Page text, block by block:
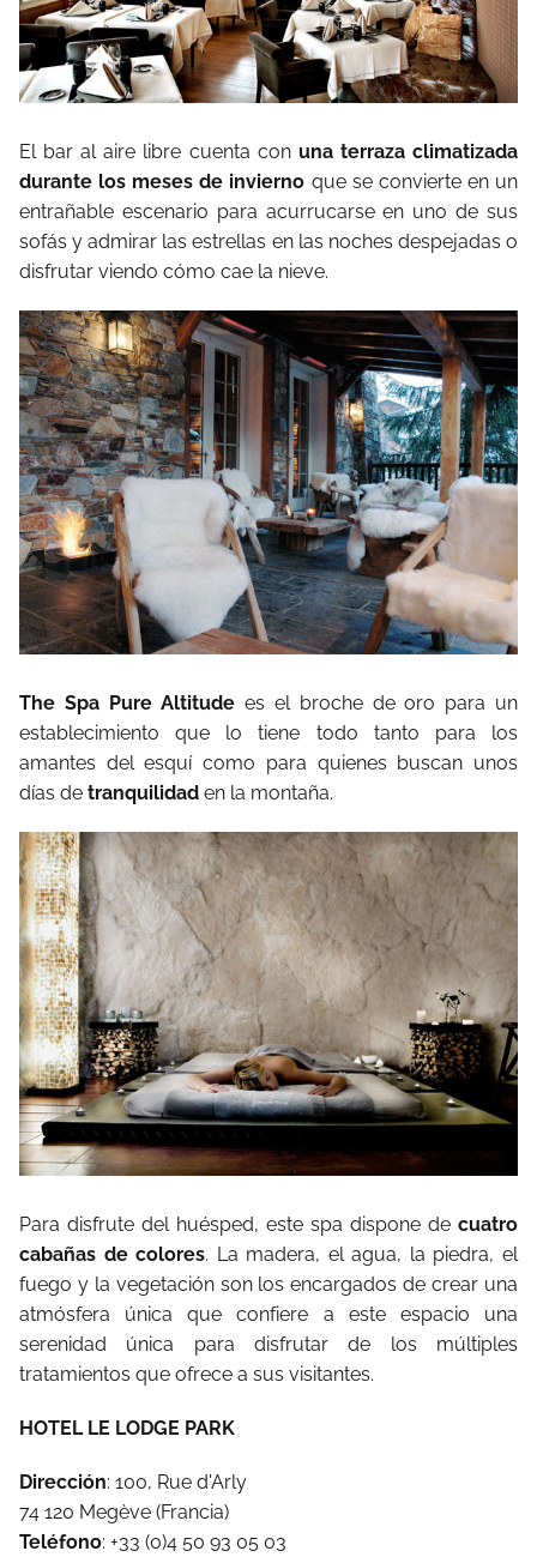
El bar al aire libre cuenta con una terraza climatizada
durante los meses de invierno que se convierte en un
entrañable escenario para acurrucarse en uno de sus
sofás y admirar las estrellas en las noches despejadas o
disfrutar viendo cómo cae la nieve.
The Spa Pure Altitude es el broche de oro para un
establecimiento que lo tiene todo tanto para los
amantes del esquí como para quienes buscan unos
días de tranquilidad en la montaña.
Para disfrute del huésped, este spa dispone de cuatro
cabañas de colores. La madera, el agua, la piedra, el
fuego y la vegetación son los encargados de crear una
atmósfera única que confiere a este espacio una
serenidad única para disfrutar de los múltiples
tratamientos que ofrece a sus visitantes.
HOTEL LE LODGE PARK
Dirección: 100, Rue d'Arly
74 120 Megève (Francia)
Teléfono: +33 (0)4 50 93 05 03